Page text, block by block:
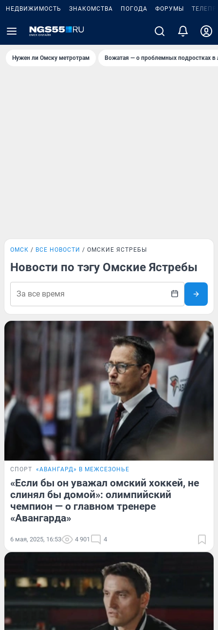
НЕДВИЖИМОСТЬ ЗНАКОМСТВА ПОГОДА ФОРУМЫ
Нужен ли Омску метротрам Вожатая — о проблемных подростках в
ОМСК ВСЕ НОВОСТИ ОМСКИЕ ЯСТРЕБЫ
Новости по тэгу Омские Ястребы
СПОРТ «АВАНГАРД» В МЕЖСЕЗОНЬЕ
«Если бы он уважал омский хоккей, не
слинял бы домой»: олимпийский
чемпион — о главном тренере
«Авангарда»
6 мая, 2025, 16:53 4 901 4